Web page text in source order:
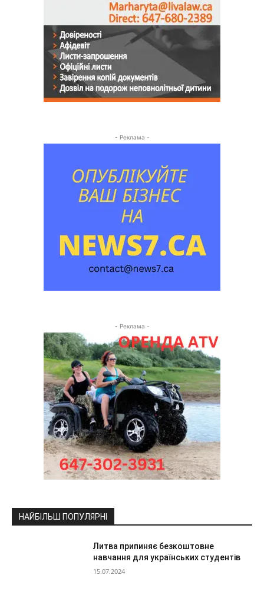
- Реклама -
- Реклама -
НАЙБІЛЬШ ПОПУЛЯРНІ
Литва припиняє безкоштовне
навчання для українських студентів
15.07.2024